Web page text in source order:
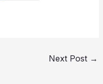
Next Post →